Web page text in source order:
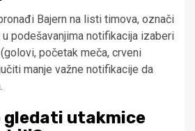
Bajern na listi timova, označi
podešavanjima notifikacija izaberi
početak meča, crveni
manje važne notifikacije da
gledati utakmice